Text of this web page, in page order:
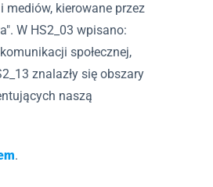
mediów, kierowane przez
W HS2_03 wpisano:
społecznej,
znalazły się obszary
naszą
.